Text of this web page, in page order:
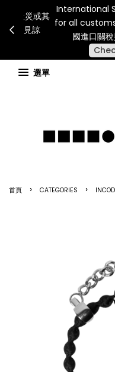
連假期間宅配服務將暫
他不可抗力因素，出
查看國
選單
首頁 › CATEGORIES ›